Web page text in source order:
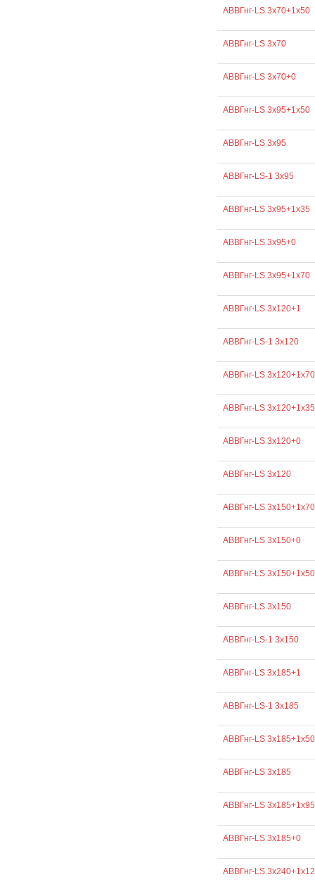
АВВГнг-LS 3х70+1х50
АВВГнг-LS 3х70
АВВГнг-LS 3х70+0
АВВГнг-LS 3х95+1х50
АВВГнг-LS 3х95
АВВГнг-LS-1 3х95
АВВГнг-LS 3х95+1х35
АВВГнг-LS 3х95+0
АВВГнг-LS 3х95+1х70
АВВГнг-LS 3х120+1
АВВГнг-LS-1 3х120
АВВГнг-LS 3х120+1х70
АВВГнг-LS 3х120+1х35
АВВГнг-LS 3х120+0
АВВГнг-LS 3х120
АВВГнг-LS 3х150+1х70
АВВГнг-LS 3х150+0
АВВГнг-LS 3х150+1х50
АВВГнг-LS 3х150
АВВГнг-LS-1 3х150
АВВГнг-LS 3х185+1
АВВГнг-LS-1 3х185
АВВГнг-LS 3х185+1х50
АВВГнг-LS 3х185
АВВГнг-LS 3х185+1х95
АВВГнг-LS 3х185+0
АВВГнг-LS